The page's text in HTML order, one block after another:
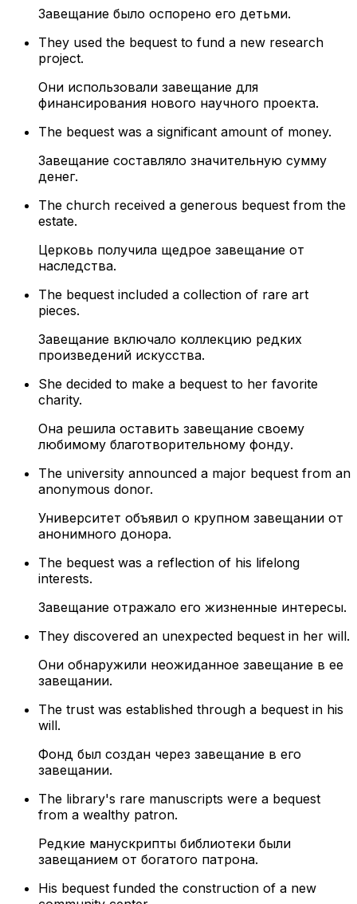
Завещание было оспорено его детьми.
They used the bequest to fund a new research
project.
Они использовали завещание для
финансирования нового научного проекта.
The bequest was a significant amount of money.
Завещание составляло значительную сумму
денег.
The church received a generous bequest from the
estate.
Церковь получила щедрое завещание от
наследства.
The bequest included a collection of rare art
pieces.
Завещание включало коллекцию редких
произведений искусства.
She decided to make a bequest to her favorite
charity.
Она решила оставить завещание своему
любимому благотворительному фонду.
The university announced a major bequest from an
anonymous donor.
Университет объявил о крупном завещании от
анонимного донора.
The bequest was a reflection of his lifelong
interests.
Завещание отражало его жизненные интересы.
They discovered an unexpected bequest in her will.
Они обнаружили неожиданное завещание в ее
завещании.
The trust was established through a bequest in his
will.
Фонд был создан через завещание в его
завещании.
The library's rare manuscripts were a bequest
from a wealthy patron.
Редкие манускрипты библиотеки были
завещанием от богатого патрона.
His bequest funded the construction of a new